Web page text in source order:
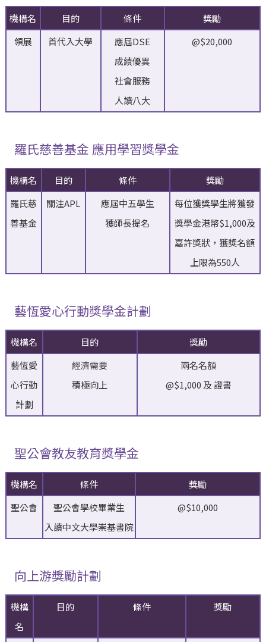
機構名 目的 條件
獎勵
領展
首代入大學
應屆DSE
成績優異
社會服務
人讀八大
@$20,000
羅氏慈善基金 應用學習獎學金
機構名 目的 條件
獎勵
羅氏慈
善基金
關注APL
應屆中五學生
獲師長提名
每位獲獎學生將獲發
獎學金港幣$1,000及
嘉許獎狀，獲獎名額
上限為550人
藝恆愛心行動獎學金計劃
機構名 目的
獎勵
藝恆愛
心行動
計劃
經濟需要
積極向上
兩名名額
@$1,000 及 證書
聖公會教友教育獎學金
機構名 條件
獎勵
聖公會
聖公會學校畢業生
入讀中文大學崇基書院
@$10,000
向上游獎勵計劃
機構
名
目的 條件 獎勵